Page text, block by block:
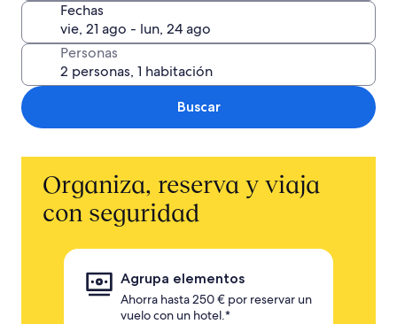
Fechas
Personas
Buscar
Organiza, reserva y viaja
con seguridad
Agrupa elementos
Ahorra hasta 250 € por reservar un
vuelo con un hotel.*